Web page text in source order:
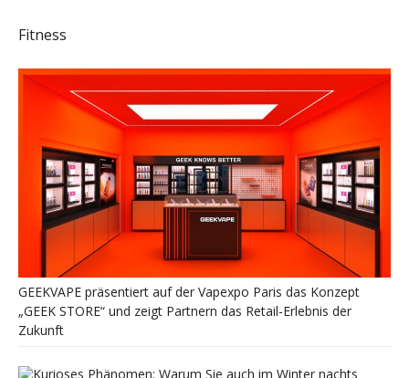
Fitness
GEEKVAPE präsentiert auf der Vapexpo Paris das Konzept
„GEEK STORE“ und zeigt Partnern das Retail-Erlebnis der
Zukunft